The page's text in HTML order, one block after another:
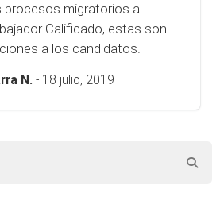
procesos migratorios a
Calificado, estas son
a los candidatos.
N. - 18 julio, 2019